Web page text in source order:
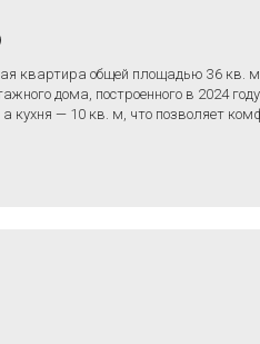
квартира общей площадью 36 кв.
дома, построенного в 2024
кухня — 10 кв. м, что позволяет
собственного пространства.
освещение. Залог 10 000
до 5 лет, без животных. Можем
все решается. Договор.